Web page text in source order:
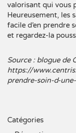
valorisant qui vous
Heureusement, les
facile d’en prendre
et regardez-la
Source : blogue de
https://
prendre-soin-d-
Catégories